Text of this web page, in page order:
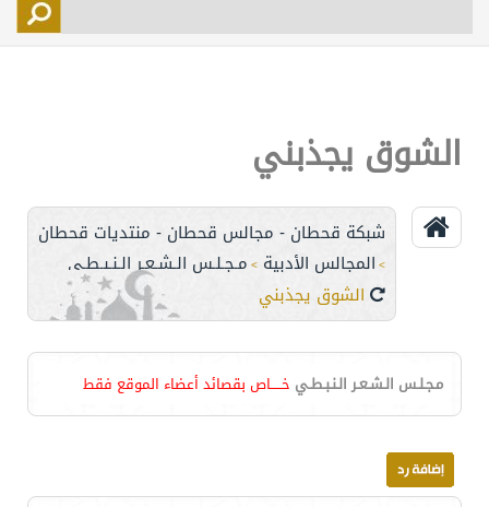
اتصل بنا
الشوق يجذبني
شبكة قحطان - مجالس قحطان - منتديات قحطان
> المجالس الأدبية > مـجـلـس الـشـعـر الـنـبـطـي
الشوق يجذبني
مـجـلـس الـشـعـر الـنـبـطـي خـــــاص بقصائد أعضاء الموقع فقط